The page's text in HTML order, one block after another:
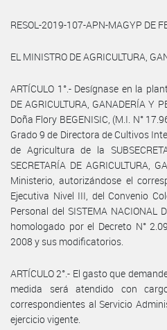
RESOL-2019-107-APN-MAGYP DE
EL MINISTRO DE AGRICULTURA,
ARTÍCULO 1°.- Desígnase en la
DE AGRICULTURA, GANADERÍA Y
Doña Flory BEGENISIC, (M.I. N°
Grado 9 de Directora de Cultivos
de Agricultura de la
SECRETARÍA DE AGRICULTURA,
Ministerio, autorizándose el
Ejecutiva Nivel III, del Convenio
Personal del SISTEMA NACIONAL
homologado por el Decreto N°
2008 y sus modificatorios.
ARTÍCULO 2°.- El gasto que
medida será atendido con
correspondientes al Servicio
ejercicio vigente.